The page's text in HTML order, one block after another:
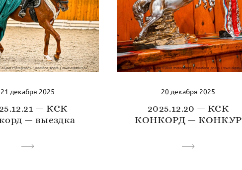
21 декабря 2025
— КСК
— выездка
20 декабря 2025
2025.12.20 — КСК
КОНКОРД — КОНКУР